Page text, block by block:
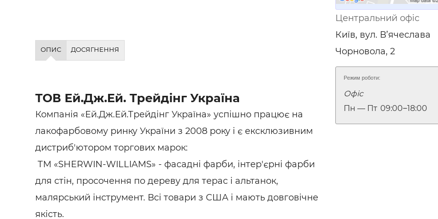
Робота в
Резюме
ОПИС ДОСЯГНЕННЯ
ТОВ Ей.Дж.Ей. Трейдінг Україна
Компанія «Ей.Дж.Ей.Трейдінг Україна» успішно працює на
лакофарбовому ринку України з 2008 року і є ексклюзивним
дистриб'ютором торгових марок:
ТМ «SHERWIN-WILLIAMS» - фасадні фарби, інтер'єрні фарби
для стін, просочення по дереву для терас і альтанок,
малярський інструмент. Всі товари з США і мають довговічне
якість.
Центральний офіс
Київ, вул. В’ячеслава
Чорновола, 2
Режим роботи:
Офіс
Пн — Пт 09:00‒18:00